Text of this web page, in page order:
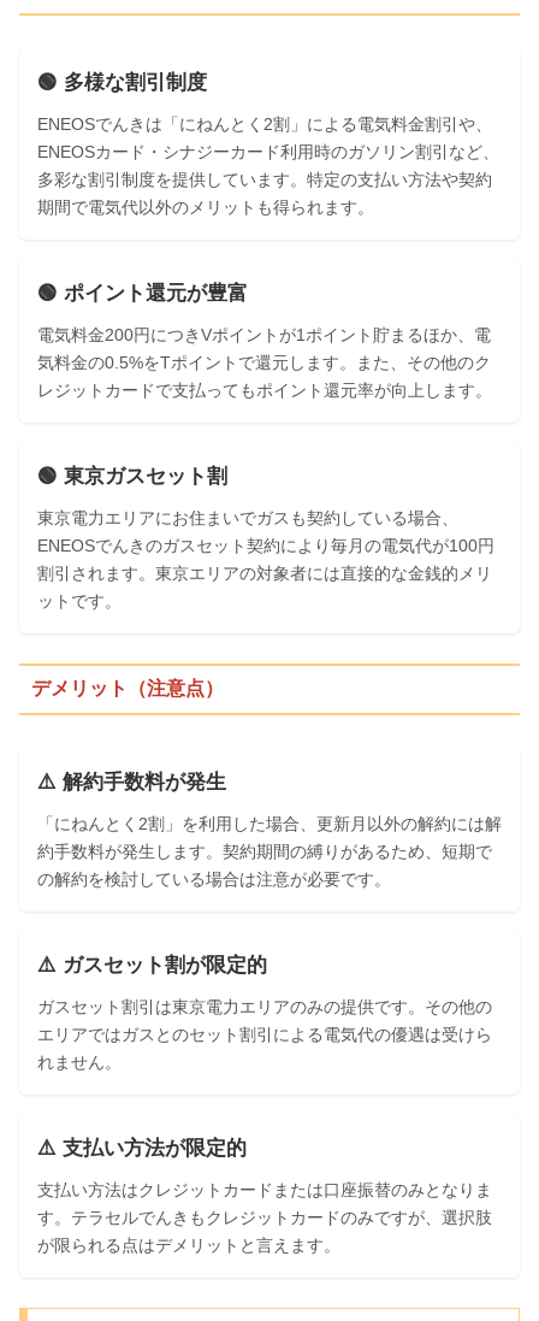
🟢 多様な割引制度
ENEOSでんきは「にねんとく2割」による電気料金割引や、
ENEOSカード・シナジーカード利用時のガソリン割引など、
多彩な割引制度を提供しています。特定の支払い方法や契約
期間で電気代以外のメリットも得られます。
🟢 ポイント還元が豊富
電気料金200円につきVポイントが1ポイント貯まるほか、電
気料金の0.5%をTポイントで還元します。また、その他のク
レジットカードで支払ってもポイント還元率が向上します。
🟢 東京ガスセット割
東京電力エリアにお住まいでガスも契約している場合、
ENEOSでんきのガスセット契約により毎月の電気代が100円
割引されます。東京エリアの対象者には直接的な金銭的メリ
ットです。
デメリット（注意点）
⚠️ 解約手数料が発生
「にねんとく2割」を利用した場合、更新月以外の解約には解
約手数料が発生します。契約期間の縛りがあるため、短期で
の解約を検討している場合は注意が必要です。
⚠️ ガスセット割が限定的
ガスセット割引は東京電力エリアのみの提供です。その他の
エリアではガスとのセット割引による電気代の優遇は受けら
れません。
⚠️ 支払い方法が限定的
支払い方法はクレジットカードまたは口座振替のみとなりま
す。テラセルでんきもクレジットカードのみですが、選択肢
が限られる点はデメリットと言えます。